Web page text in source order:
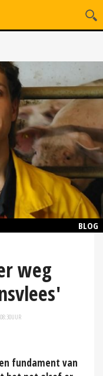
BLOG
weg
UUR
fundament van